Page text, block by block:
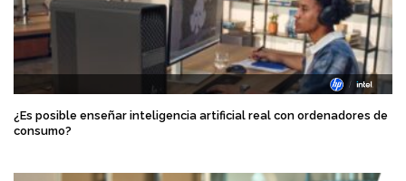
¿Es posible enseñar inteligencia artificial real con ordenadores de
consumo?